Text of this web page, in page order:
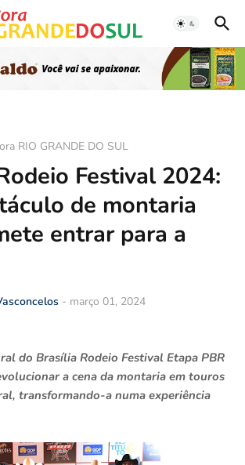
RIO GRANDE DO SUL
Festival 2024:
de montaria
entrar para a
- março 01, 2024
do Brasília Rodeio Festival Etapa PBR
a cena da montaria em touros
transformando-a numa experiência